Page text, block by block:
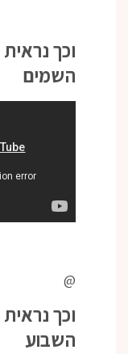
וכך נראית
השמים
@
וכך נראית
השבוע